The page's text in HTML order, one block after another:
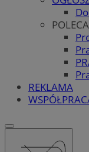
REKLAMA